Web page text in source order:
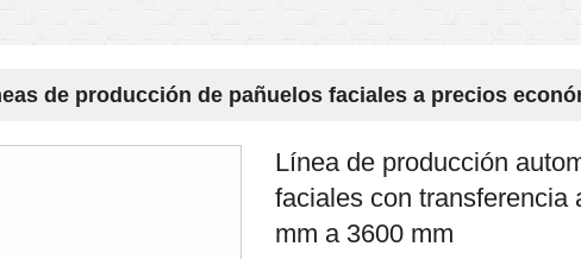
de producción de pañuelos faciales a precios
Línea de producción
faciales con transferencia
mm a 3600 mm